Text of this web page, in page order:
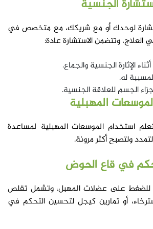
الجنسية
لوحدك أو مع شريكك، مع متخصص في
العلاج، وتتضمن الاستشارة عادة:
الإثارة الجنسية والجماع.
له.
الجسم للعلاقة الجنسية.
المهبلية
استخدام الموسعات المهبلية لمساعدة
ولتصبح أكثر مرونة.
في قاع الحوض
للضغط على عضلات المهبل، وتشمل تقلص
أو تمارين كيجل لتحسين التحكم في